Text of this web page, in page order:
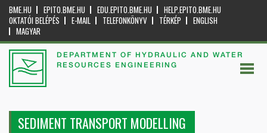
BME.HU EPITO.BME.HU EDU.EPITO.BME.HU
HELP.EPITO.BME.HU
OKTATÓI BELÉPÉS
E-MAIL TELEFONKÖNYV TÉRKÉP
ENGLISH
MAGYAR
DEPARTMENT OF HYDRAULIC AND WATER
RESOURCES ENGINEERING
SEDIMENT TRANSPORT MODELLING